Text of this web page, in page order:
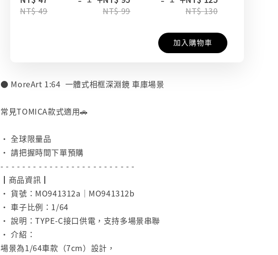
NT$ 49
NT$ 99
NT$ 130
加入購物車
● MoreArt 1:64 一體式相框深淵鏡 車庫場景
常見TOMICA款式適用🚗
• 全球限量品
• 請把握時間下單預購
- - - - - - - - - - - - - - - - - - - - - - - - -
┃商品資訊┃
• 貨號：MO941312a｜MO941312b
• 車子比例：1/64
• 說明：TYPE-C接口供電，支持多場景串聯
• 介紹：
場景為1/64車款（7cm）設計，